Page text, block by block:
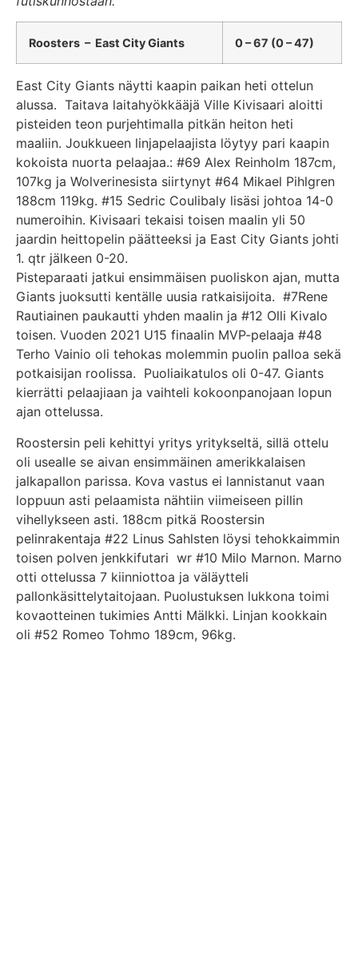
Roosters – East City Giants 0 – 67 (0 – 47)
East City Giants näytti kaapin paikan heti ottelun
alussa. Taitava laitahyökkääjä Ville Kivisaari aloitti
pisteiden teon purjehtimalla pitkän heiton heti
maaliin. Joukkueen linjapelaajista löytyy pari kaapin
kokoista nuorta pelaajaa.: #69 Alex Reinholm 187cm,
107kg ja Wolverinesista siirtynyt #64 Mikael Pihlgren
188cm 119kg. #15 Sedric Coulibaly lisäsi johtoa 14-0
numeroihin. Kivisaari tekaisi toisen maalin yli 50
jaardin heittopelin päätteeksi ja East City Giants johti
1. qtr jälkeen 0-20.
Pisteparaati jatkui ensimmäisen puoliskon ajan, mutta
Giants juoksutti kentälle uusia ratkaisijoita. #7Rene
Rautiainen paukautti yhden maalin ja #12 Olli Kivalo
toisen. Vuoden 2021 U15 finaalin MVP-pelaaja #48
Terho Vainio oli tehokas molemmin puolin palloa sekä
potkaisijan roolissa. Puoliaikatulos oli 0-47. Giants
kierrätti pelaajiaan ja vaihteli kokoonpanojaan lopun
ajan ottelussa.
Roostersin peli kehittyi yritys yritykseltä, sillä ottelu
oli usealle se aivan ensimmäinen amerikkalaisen
jalkapallon parissa. Kova vastus ei lannistanut vaan
loppuun asti pelaamista nähtiin viimeiseen pillin
vihellykseen asti. 188cm pitkä Roostersin
pelinrakentaja #22 Linus Sahlsten löysi tehokkaimmin
toisen polven jenkkifutari wr #10 Milo Marnon. Marno
otti ottelussa 7 kiinniottoa ja väläytteli
pallonkäsittelytaitojaan. Puolustuksen lukkona toimi
kovaotteinen tukimies Antti Mälkki. Linjan kookkain
oli #52 Romeo Tohmo 189cm, 96kg.